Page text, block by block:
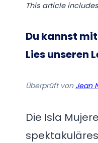
This article
Du kannst
Lies unseren
Überprüft von Jean
Die Isla